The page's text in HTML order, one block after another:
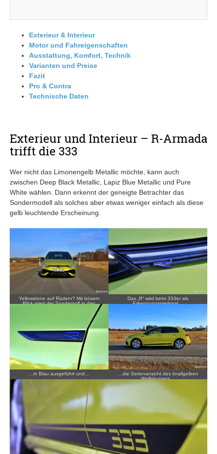
Exterieur & Interieur
Motor und Fahreigenschaften
Ausstattung, Komfort, Technik
Varianten und Preise
Fazit
Pro & Contra
Technische Daten
Exterieur und Interieur – R-Armada
trifft die 333
Wer nicht das Limonengelb Metallic möchte, kann auch
zwischen Deep Black Metallic, Lapiz Blue Metallic und Pure
White wählen. Dann erkennt der geneigte Betrachter das
Sondermodell als solches aber etwas weniger einfach als diese
gelb leuchtende Erscheinung.
Yellowstone auf Rädern? Mit bösem
Blick stiert der Sondergolf in den
Das „R“ wird beim 333er als
Erkennungsmerkmal…
…in Blau ausgeführt und…
…die Seitenansicht des knallgelben
Wolfsburgers…